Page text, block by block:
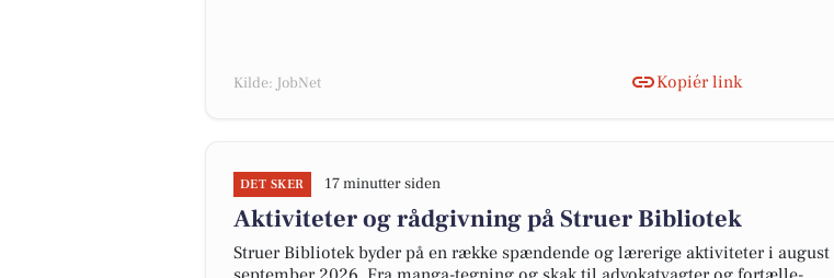
Kilde: JobNet Kopiér link
DET SKER 17 minutter siden
Aktiviteter og rådgivning på Struer Bibliotek
Struer Bibliotek byder på en række spændende og lærerige aktiviteter i august